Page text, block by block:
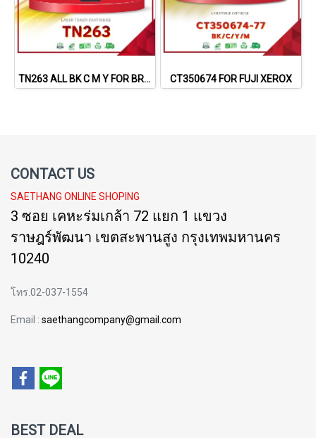
TN263 ALL BK C M Y FOR BROTHER CT350674 FOR FUJI XEROX
CONTACT US
SAETHANG ONLINE SHOPING
3 ซอย เคหะร่มเกล้า 72 แยก 1 แขวง
ราษฎร์พัฒนา เขตสะพานสูง กรุงเทพมหานคร
10240
โทร.02-037-1554
Email : saethangcompany@gmail.com
BEST DEAL